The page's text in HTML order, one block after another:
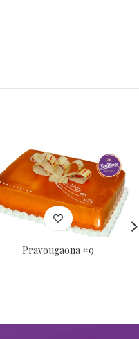
Pravougaona #9